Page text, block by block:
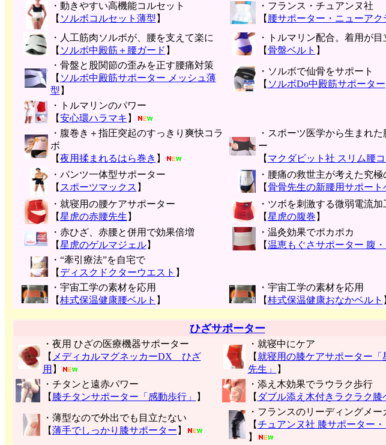
・動きやすい高機能コルセット
【 ソルボコルセット薄型 】
・フランス・チュアンヌ社
【 腰サポーター・ニューアク
・人工筋肉ソルボが、腰を支えて楽に
【 ソルボ中殿筋＋腰ガード 】
・トルマリン配合。着用が目
【骨盤ベルト 】
・骨盤と股関節の歪みを正す腰痛対策
【 ソルボ中殿筋サポーター メッシュ薄
型 】
・ソルボで仙骨をサポート
【 ソルボDo中殿筋サポーター
・トルマリンのパワー
【安心環ハラマキ 】
・腹巻き＋指圧突起のすっきり爽快コラ
ボ
【夜用揉まれるはら巻き 】
・スポーツ医学から生まれ
ー
【 マクダビット社 スリム腰
・パンツ一体型サポーター
【 スポーツマックス 】
・腰痛の救世主が考えた究極
【骨骨先生の新腰用サポート
・就寝用の腰ケアサポーター
【星虎の赤腰先生 】
・ツボを刺激する微弱電流加
【星虎の腹巻 】
・赤ひざ、赤腰と併用で効果倍増
【星虎のゲルマジェル】
・温灸効果でポカポカ
【温恵もぐさサポーター 腹・
・“牽引療法”を自宅で
【 ディスクドクターウエスト 】
・宇宙工学の素材を応用
【桂式保温健康腰ベルト 】
・宇宙工学の素材を応用
【桂式保温健康おなかベルト
ひざサポーター
・夜用 ひざの医療機器サポーター
【 メディカルマグネッカーDX ひざ
用 】
・就寝中にケア
【 就寝用の膝ケアサポーター「
先生」
】
・チタンと遠赤パワー
【 膝チタンサポーター「感動歩行」 】
・添え木効果でラウラク歩行
【 ダブル添え木付きラクラク膝
・薄型なので外出でも目立たない
【薄手でしっかり膝サポーター 】
・フランスのリーディングメー
【チュアンヌ社 膝サポーター
】